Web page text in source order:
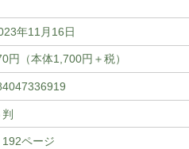
年11月16日
円（本体1,700円＋税）
ページ